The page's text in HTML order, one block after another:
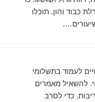
כבוד והון. תוכלו
לעמוד בתשלומי
להשאיל מאמרים
כדי לסרב